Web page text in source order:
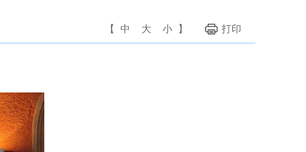
【 中 大 小 】 打印